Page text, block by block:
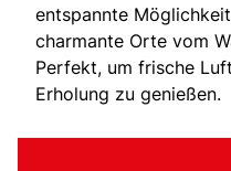
entspannte
charmante Orte vom
Perfekt, um frische
Erholung zu genießen.